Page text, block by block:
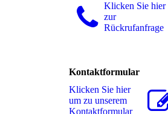
Klicken Sie hier
zur
Rückrufanfrage
Kontaktformular
Klicken Sie hier
um zu unserem
Kon­takt­for­mu­lar